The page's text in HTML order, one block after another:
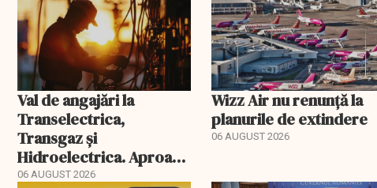
Val de angajări la
Transelectrica,
Transgaz și
Hidroelectrica. Aproape
400 de posturi aprobate
06 AUGUST 2026
Wizz Air nu renunță la
planurile de extindere
06 AUGUST 2026